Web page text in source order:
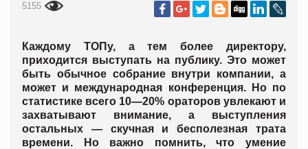
5155
Каждому ТОПу, а тем более директору,
приходится выступать на публику. Это может
быть обычное собрание внутри компании, а
может и международная конференция. Но по
статистике всего 10—20% ораторов увлекают и
захватывают внимание, а выступления
остальных — скучная и бесполезная трата
времени. Но важно помнить, что умение